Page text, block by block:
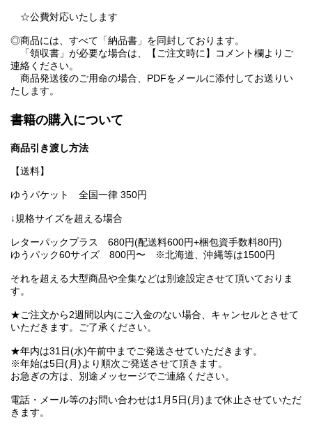
☆公費対応いたします
◎商品には、すべて「納品書」を同封しております。
「領収書」が必要な場合は、【ご注文時に】コメント欄よりご
連絡ください。
商品発送後のご用命の場合、PDFをメールに添付してお送りい
たします。
書籍の購入について
商品引き渡し方法
【送料】
ゆうパケット 全国一律 350円
↓規格サイズを超える場合
レターパックプラス 680円(配送料600円+梱包資手数料80円)
ゆうパック60サイズ 800円〜 ※北海道、沖縄等は1500円
それを超える大型商品や全集などは別途設定させて頂いておりま
す。
★ご注文から2週間以内にご入金のない場合、キャンセルとさせて
いただきます。ご了承ください。
★年内は31日(水)午前中までご発送させていただきます。
※年始は5日(月)より順次ご発送させて頂きます。
お急ぎの方は、別途メッセージでご連絡ください。
電話・メール等のお問い合わせは1月5日(月)まで休止させていただ
きます。